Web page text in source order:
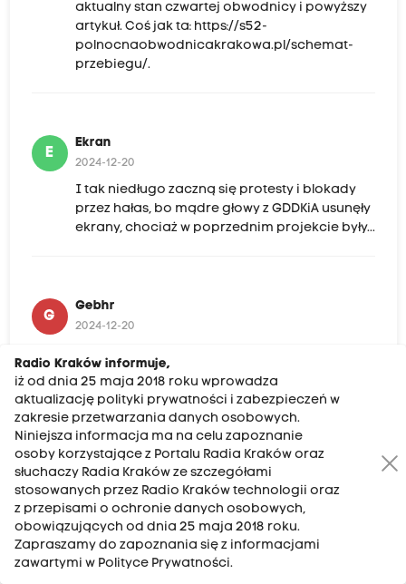
aktualny stan czwartej obwodnicy i powyższy
artykuł. Coś jak ta: https://s52-
polnocnaobwodnicakrakowa.pl/schemat-
przebiegu/.
E
Ekran
2024-12-20
I tak niedługo zaczną się protesty i blokady
przez hałas, bo mądre głowy z GDDKiA usunęły
ekrany, chociaż w poprzednim projekcie były...
G
Gebhr
2024-12-20
samochodów należy stosować wszystkie
możliwe ograniczenia i zakazy.
L
L
2024-12-20
Dlatego lepiej przez 29 listopada i ATW jechac
Radio Kraków informuje,
iż od dnia 25 maja 2018 roku wprowadza
aktualizację polityki prywatności i zabezpieczeń w
zakresie przetwarzania danych osobowych.
Niniejsza informacja ma na celu zapoznanie
osoby korzystające z Portalu Radia Kraków oraz
słuchaczy Radia Kraków ze szczegółami
stosowanych przez Radio Kraków technologii oraz
z przepisami o ochronie danych osobowych,
obowiązujących od dnia 25 maja 2018 roku.
Zapraszamy do zapoznania się z informacjami
zawartymi w Polityce Prywatności.